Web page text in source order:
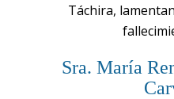
Táchira,
Sra. María